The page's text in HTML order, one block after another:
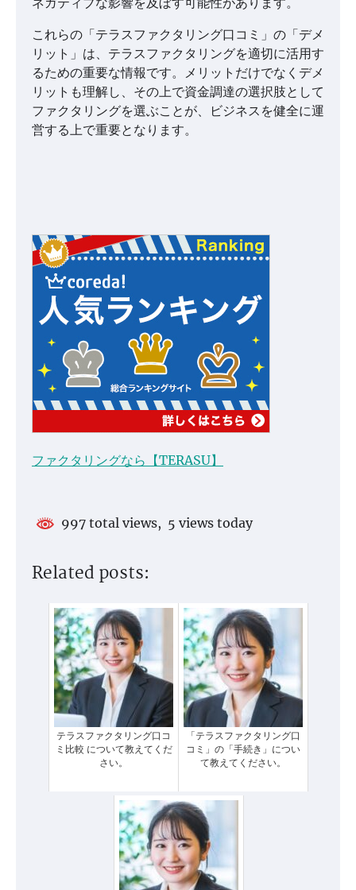
これらの「テラスファクタリング口コミ」の「デメ
リット」は、テラスファクタリングを適切に活用す
るための重要な情報です。メリットだけでなくデメ
リットも理解し、その上で資金調達の選択肢として
ファクタリングを選ぶことが、ビジネスを健全に運
営する上で重要となります。
ファクタリングなら【TERASU】
997 total views, 5 views today
Related posts:
テラスファクタリング口コ
ミ比較 について教えてくだ
さい。
「テラスファクタリング口
コミ」の「手続き」につい
て教えてください。